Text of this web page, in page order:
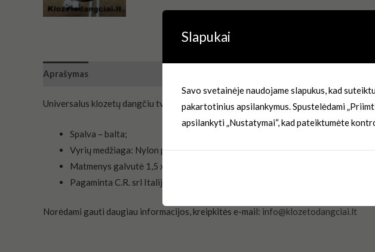
Aprašymas
Universalus klozetų dangčiu tvirtinimai
Spalva – balta;
Vyrių medžiaga: Nylon patvarūs ir saugūs tvirtinimai;
Matmenys galvutė 1,5 x 1,1 cm varžto ilgis 8,0 cm
Pagaminta C.R. srl Italija.
Norėdami gauti daugiau informacijos, kreipkitės e-mail: info@klozetodangciai.lt
Slapukai
Savo svetainėje naudojame slapukus, kad
pakartotinius apsilankymus. Spustelėdami
apsilankyti „Nustatymai“, kad pateiktumėte